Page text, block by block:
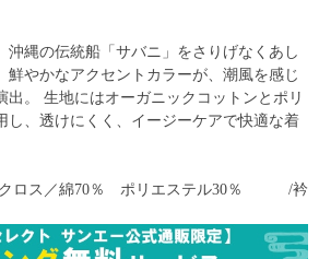
沖縄の伝統船「サバニ」をさりげなくあし
鮮やかなアクセントカラーが、潮風を感じ
出。 生地にはオーガニックコットンとポリ
し、透けにくく、イージーケアで快適な着
クロス／綿70％ ポリエステル30％ /衿